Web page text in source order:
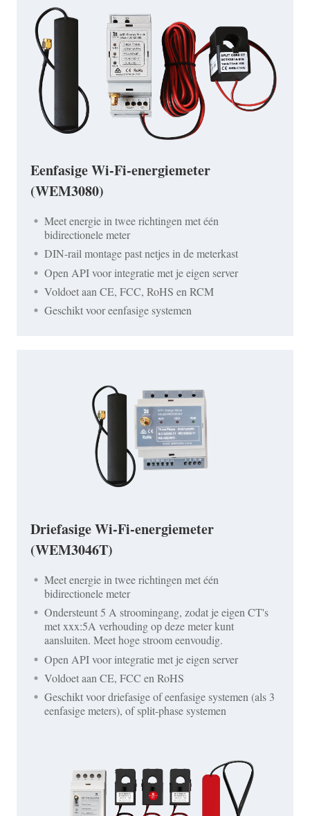
Eenfasige Wi-Fi-energiemeter
(WEM3080)
Meet energie in twee richtingen met één
bidirectionele meter
DIN-rail montage past netjes in de meterkast
Open API voor integratie met je eigen server
Voldoet aan CE, FCC, RoHS en RCM
Geschikt voor eenfasige systemen
Driefasige Wi-Fi-energiemeter
(WEM3046T)
Meet energie in twee richtingen met één
bidirectionele meter
Ondersteunt 5 A stroomingang, zodat je eigen CT's
met xxx:5A verhouding op deze meter kunt
aansluiten. Meet hoge stroom eenvoudig.
Open API voor integratie met je eigen server
Voldoet aan CE, FCC en RoHS
Geschikt voor driefasige of eenfasige systemen (als 3
eenfasige meters), of split-phase systemen